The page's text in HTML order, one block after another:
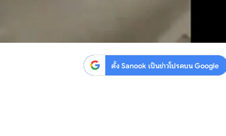
ตั้ง Sanook เป็นข่าวโปรดบน Google